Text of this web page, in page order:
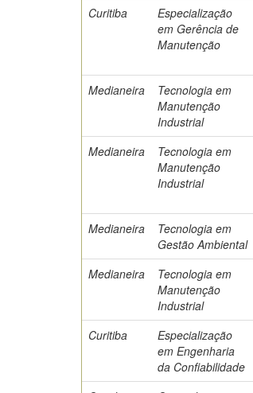
Curitiba
Especialização
em Gerência de
Manutenção
Medianeira
Tecnologia em
Manutenção
Industrial
Medianeira
Tecnologia em
Manutenção
Industrial
Medianeira
Tecnologia em
Gestão Ambiental
Medianeira
Tecnologia em
Manutenção
Industrial
Curitiba
Especialização
em Engenharia
da Confiabilidade